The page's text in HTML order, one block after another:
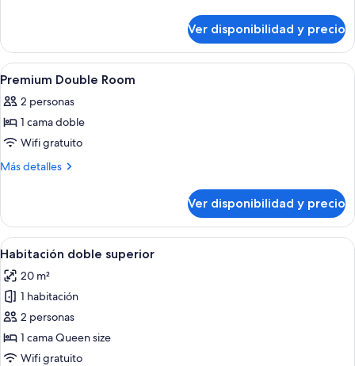
Double
Room
Ver disponibilidad y precio
Ver
todas
las
fotos
de
Premium
Una habitación de hotel moderna
4
Premium Double Room
2 personas
1 cama doble
Wifi gratuito
Más detalles
Más
Double
Room
Ver disponibilidad y precio
Ver
todas
las
fotos
de
Habitación
doble
Habitación de hotel con cama,
6
Habitación doble superior
20 m²
1 habitación
2 personas
1 cama Queen size
Wifi gratuito